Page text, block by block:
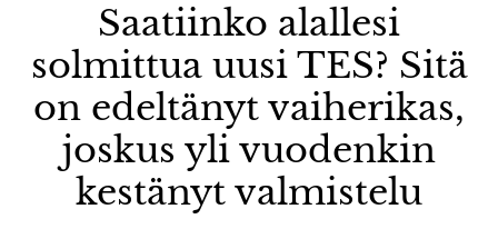
Saatiinko alallesi
solmittua uusi TES? Sitä
on edeltänyt vaiherikas,
joskus yli vuodenkin
kestänyt valmistelu